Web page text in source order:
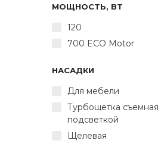
МОЩНОСТЬ, ВТ
120
700 ECO Motor
НАСАДКИ
Для мебели
Турбощетка съемная
подсветкой
Щелевая